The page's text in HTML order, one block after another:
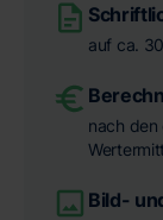
auf ca.
nach
Bild-